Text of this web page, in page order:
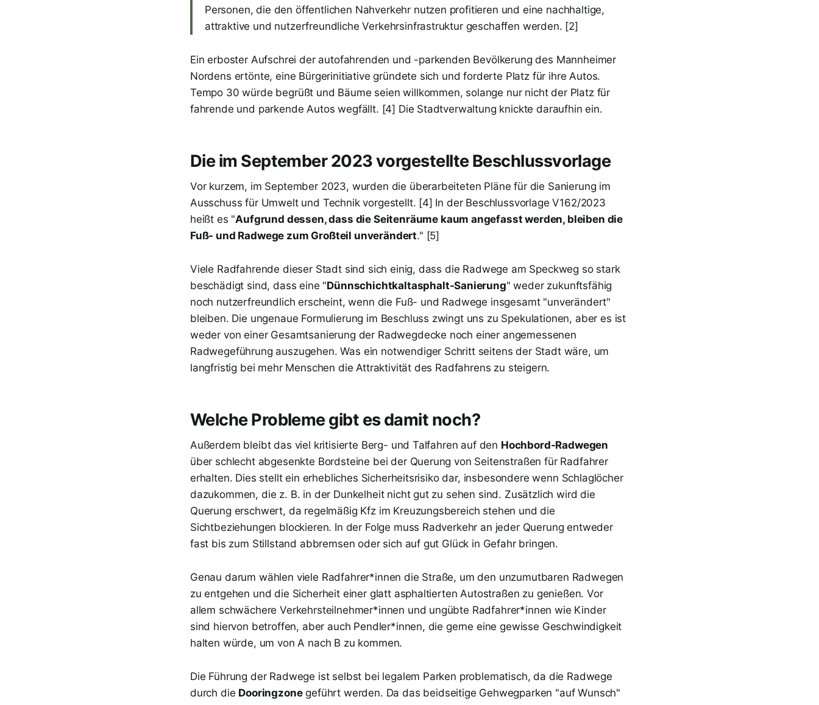
Personen, die den öffentlichen Nahverkehr nutzen profitieren und eine nachhaltige,
attraktive und nutzerfreundliche Verkehrsinfrastruktur geschaffen werden. [2]
Ein erboster Aufschrei der autofahrenden und -parkenden Bevölkerung des Mannheimer
Nordens ertönte, eine Bürgerinitiative gründete sich und forderte Platz für ihre Autos.
Tempo 30 würde begrüßt und Bäume seien willkommen, solange nur nicht der Platz für
fahrende und parkende Autos wegfällt. [4] Die Stadtverwaltung knickte daraufhin ein.
Die im September 2023 vorgestellte Beschlussvorlage
Vor kurzem, im September 2023, wurden die überarbeiteten Pläne für die Sanierung im
Ausschuss für Umwelt und Technik vorgestellt. [4] In der Beschlussvorlage V162/2023
heißt es "Aufgrund dessen, dass die Seitenräume kaum angefasst werden, bleiben die
Fuß- und Radwege zum Großteil unverändert." [5]
Viele Radfahrende dieser Stadt sind sich einig, dass die Radwege am Speckweg so stark
beschädigt sind, dass eine "Dünnschichtkaltasphalt-Sanierung" weder zukunftsfähig
noch nutzerfreundlich erscheint, wenn die Fuß- und Radwege insgesamt "unverändert"
bleiben. Die ungenaue Formulierung im Beschluss zwingt uns zu Spekulationen, aber es ist
weder von einer Gesamtsanierung der Radwegdecke noch einer angemessenen
Radwegeführung auszugehen. Was ein notwendiger Schritt seitens der Stadt wäre, um
langfristig bei mehr Menschen die Attraktivität des Radfahrens zu steigern.
Welche Probleme gibt es damit noch?
Außerdem bleibt das viel kritisierte Berg- und Talfahren auf den Hochbord-Radwegen
über schlecht abgesenkte Bordsteine bei der Querung von Seitenstraßen für Radfahrer
erhalten. Dies stellt ein erhebliches Sicherheitsrisiko dar, insbesondere wenn Schlaglöcher
dazukommen, die z. B. in der Dunkelheit nicht gut zu sehen sind. Zusätzlich wird die
Querung erschwert, da regelmäßig Kfz im Kreuzungsbereich stehen und die
Sichtbeziehungen blockieren. In der Folge muss Radverkehr an jeder Querung entweder
fast bis zum Stillstand abbremsen oder sich auf gut Glück in Gefahr bringen.
Genau darum wählen viele Radfahrer*innen die Straße, um den unzumutbaren Radwegen
zu entgehen und die Sicherheit einer glatt asphaltierten Autostraßen zu genießen. Vor
allem schwächere Verkehrsteilnehmer*innen und ungübte Radfahrer*innen wie Kinder
sind hiervon betroffen, aber auch Pendler*innen, die gerne eine gewisse Geschwindigkeit
halten würde, um von A nach B zu kommen.
Die Führung der Radwege ist selbst bei legalem Parken problematisch, da die Radwege
durch die Dooringzonegeführt werden. Da das beidseitige Gehwegparken "auf Wunsch"